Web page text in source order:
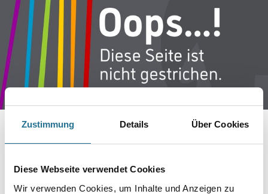
Zustimmung Details Über Cookies
Diese Webseite verwendet Cookies
Wir verwenden Cookies, um Inhalte und Anzeigen zu
IST AUFGETRETEN